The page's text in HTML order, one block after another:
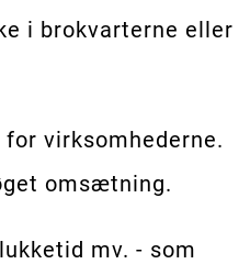
i brokvarterne eller
virksomhederne.
omsætning.
mv. - som